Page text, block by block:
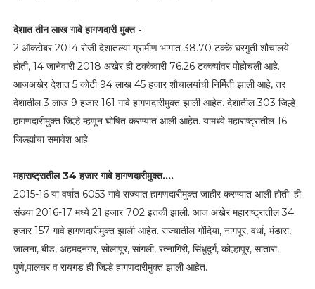
देशात तीन लाख गावे हागणदारी मुक्त -
2 ऑक्टोबर 2014 रोजी देशातल्या ग्रामीण भागात 38.70 टक्के घरगुती शौचालये
होती, 14 जानेवारी 2018 अखेर ही टक्केवारी 76.26 टक्क्यांवर पोहोचली आहे.
आजअखेर देशात 5 कोटी 94 लाख 45 हजार शौचालयांची निर्मिती झाली आहे, तर
देशातील 3 लाख 9 हजार 161 गावे हागणदारीमुक्त झाली आहेत. देशातील 303 जिल्हे
हागणदारीमुक्त जिल्हे म्हणून घोषित करण्यात आली आहेत. यामध्ये महाराष्ट्रातील 16
जिल्ह्यांचा समावेश आहे.
महाराष्ट्रातील 34 हजार गावे हागणदारीमुक्त....
2015-16 या वर्षात 6053 गावे राज्यात हागणदारीमुक्त जाहीर करण्यात आली होती. ही
संख्या 2016-17 मध्ये 21 हजार 702 इतकी झाली. आज अखेर महाराष्ट्रातील 34
हजार 157 गावे हागणदारीमुक्त झाली आहेत. राज्यातील गोंदिया, नागपूर, वर्धा, भंडारा,
जालना, बीड, अहमदनगर, सोलापूर, सांगली, रत्नागिरी, सिंधुदुर्ग, कोल्हापूर, सातारा,
पुणे,पालघर व रायगड ही जिल्हे हागणदारीमुक्त झाली आहेत.